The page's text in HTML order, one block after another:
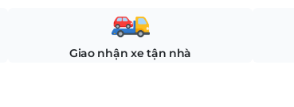
Giao nhận xe tận nhà